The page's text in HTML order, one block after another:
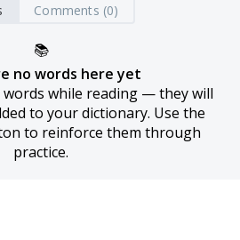
Comments (0)
📚
no words here yet
while reading — they will
to your dictionary. Use the
to reinforce them through
practice.